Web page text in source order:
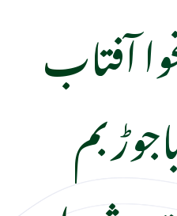
آفتاب
بم